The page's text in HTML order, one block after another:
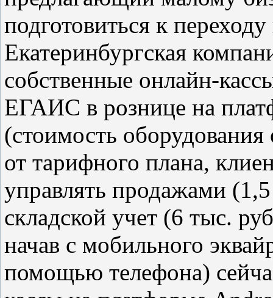
подготовиться к
Екатеринбургская
собственные онлайн-
ЕГАИС в рознице на
(стоимость
от тарифного плана,
управлять продажами
складской учет (6 тыс.
начав с мобильного
помощью телефона)